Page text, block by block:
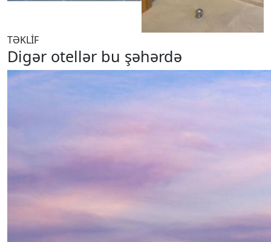
TƏKLİF
Digər otellər bu şəhərdə